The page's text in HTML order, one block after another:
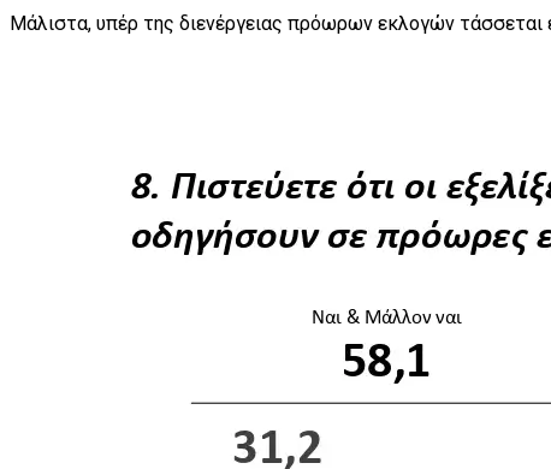
Μάλιστα, υπέρ της διενέργειας πρόωρων εκλογών